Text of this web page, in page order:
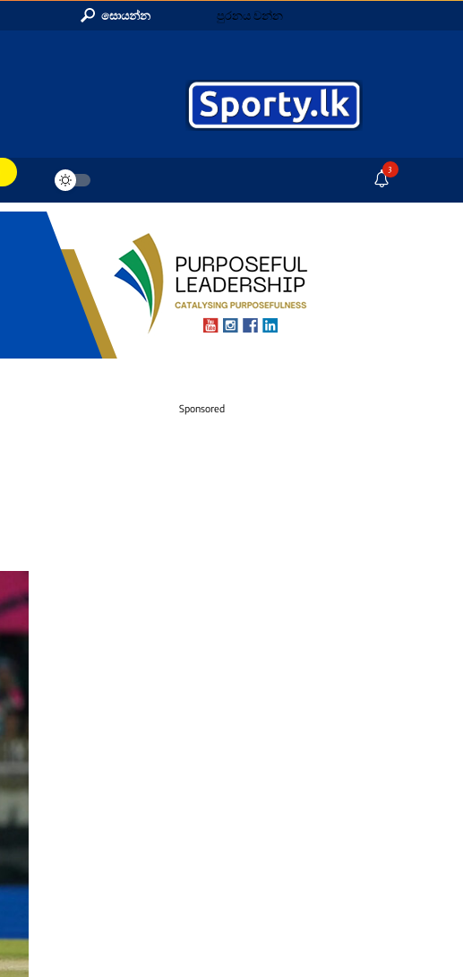
සොයන්න පුරනය වන්න
3
Sponsored